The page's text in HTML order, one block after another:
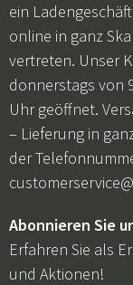
ein
online in ganz
vertreten. Unser
donnerstags von
Uhr geöffnet.
– Lieferung in
der
Abonnieren Sie
Erfahren Sie als
und Aktionen!